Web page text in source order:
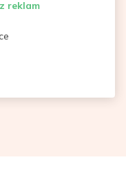
reklam